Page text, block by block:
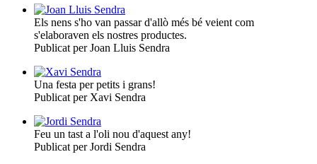
Els nens s'ho van passar d'allò més bé veient com
s'elaboraven els nostres productes.
Publicat per Joan Lluis Sendra
Una festa per petits i grans!
Publicat per Xavi Sendra
Feu un tast a l'oli nou d'aquest any!
Publicat per Jordi Sendra